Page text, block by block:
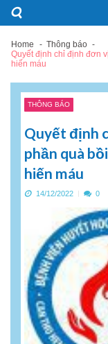
Skip
navigation
Skip
content
Home
Thông báo
Quyết định chỉ định đơn
hiến máu
THÔNG BÁO
Quyết định
phần quà
hiến máu
14/12/2022 0